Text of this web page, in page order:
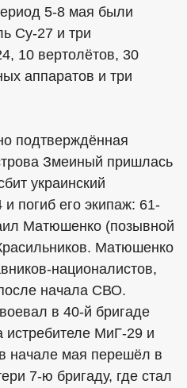
5-8 мая были
Су-27 и три
10 вертолётов, 30
аппаратов и три
подтверждённая
Змеиный пришлась
украинский
погиб его экипаж: 61-
Матюшенко (позывной
Матюшенко
националистов,
начала СВО.
в 40-й бригаде
истребителе МиГ-29 и
начале мая перешёл в
7-ю бригаду, где стал